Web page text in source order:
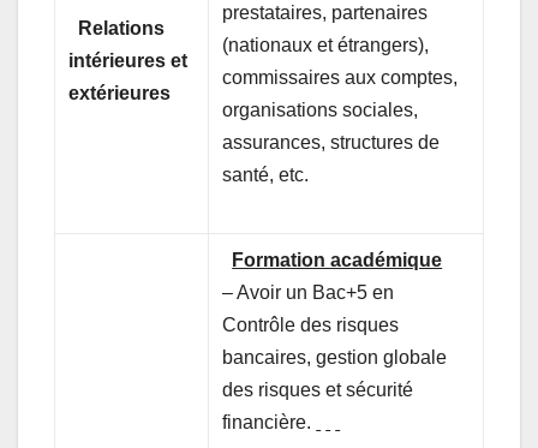
Relations
intérieures et
extérieures
prestataires, partenaires
(nationaux et étrangers),
commissaires aux comptes,
organisations sociales,
assurances, structures de
santé, etc.
Formation académique
– Avoir un Bac+5 en
Contrôle des risques
bancaires, gestion globale
des risques et sécurité
financière.